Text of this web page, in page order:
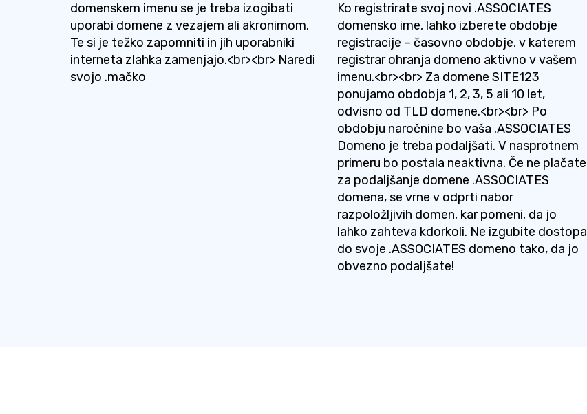
domenskem imenu se je treba izogibati
uporabi domene z vezajem ali akronimom.
Te si je težko zapomniti in jih uporabniki
interneta zlahka zamenjajo.<br><br> Naredi
svojo .mačko
Ko registrirate svoj novi .ASSOCIATES
domensko ime, lahko izberete obdobje
registracije – časovno obdobje, v katerem
registrar ohranja domeno aktivno v vašem
imenu.<br><br> Za domene SITE123
ponujamo obdobja 1, 2, 3, 5 ali 10 let,
odvisno od TLD domene.<br><br> Po
obdobju naročnine bo vaša .ASSOCIATES
Domeno je treba podaljšati. V nasprotnem
primeru bo postala neaktivna. Če ne plačate
za podaljšanje domene .ASSOCIATES
domena, se vrne v odprti nabor
razpoložljivih domen, kar pomeni, da jo
lahko zahteva kdorkoli. Ne izgubite dostopa
do svoje .ASSOCIATES domeno tako, da jo
obvezno podaljšate!